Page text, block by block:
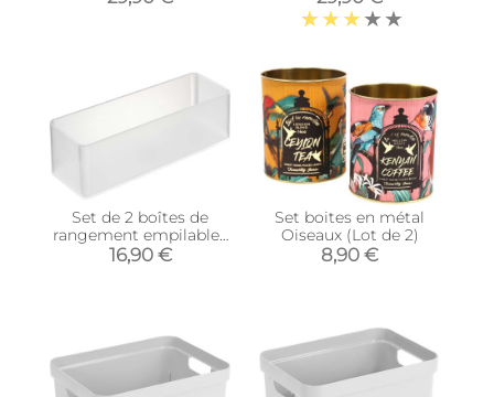
Set de 2 boîtes de
rangement empilables
Tower (24 x 8 x 7,2 cm)
16,90 €
Set boites en métal
Oiseaux (Lot de 2)
8,90 €